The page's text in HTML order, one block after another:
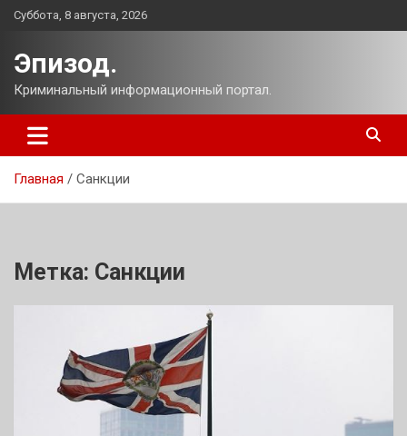
Перейти
Суббота, 8 августа, 2026
Эпизод.
Криминальный информационный портал.
Главная Санкции
Метка: Санкции